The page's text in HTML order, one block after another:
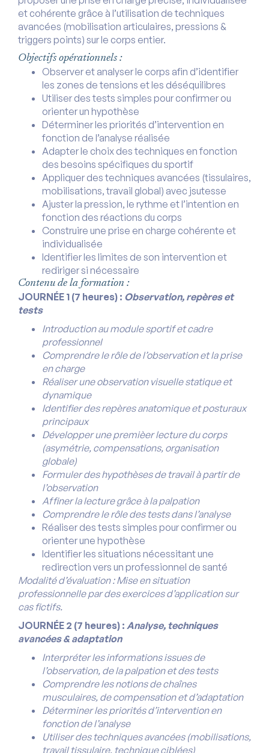
et cohérente grâce à l’utilisation de techniques
avancées (mobilisation articulaires, pressions &
triggers points) sur le corps entier.
Objectifs opérationnels :
Observer et analyser le corps afin d’identifier
les zones de tensions et les déséquilibres
Utiliser des tests simples pour confirmer ou
orienter un hypothèse
Déterminer les priorités d’intervention en
fonction de l’analyse réalisée
Adapter le choix des techniques en fonction
des besoins spécifiques du sportif
Appliquer des techniques avancées (tissulaires,
mobilisations, travail global) avec jsutesse
Ajuster la pression, le rythme et l’intention en
fonction des réactions du corps
Construire une prise en charge cohérente et
individualisée
Identifier les limites de son intervention et
rediriger si nécessaire
Contenu de la formation :
JOURNÉE 1 (7 heures) : Observation, repères et
tests
Introduction au module sportif et cadre
professionnel
Comprendre le rôle de l’observation et la prise
en charge
Réaliser une observation visuelle statique et
dynamique
Identifier des repères anatomique et posturaux
principaux
Développer une premièer lecture du corps
(asymétrie, compensations, organisation
globale)
Formuler des hypothèses de travail à partir de
l’observation
Affiner la lecture grâce à la palpation
Comprendre le rôle des tests dans l’analyse
Réaliser des tests simples pour confirmer ou
orienter une hypothèse
Identifier les situations nécessitant une
redirection vers un professionnel de santé
Modalité d’évaluation : Mise en situation
professionnelle par des exercices d’application sur
cas fictifs.
JOURNÉE 2 (7 heures) : Analyse, techniques
avancées & adaptation
Interpréter les informations issues de
l’observation, de la palpation et des tests
Comprendre les notions de chaînes
musculaires, de compensation et d’adaptation
Déterminer les priorités d’intervention en
fonction de l’analyse
Utiliser des techniques avancées (mobilisations,
travail tissulaire, technique ciblées)